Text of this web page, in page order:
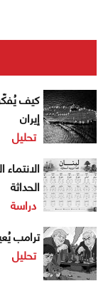
كيف
إيران
تحليل
الحداثة
دراسة
ترامب
تحليل